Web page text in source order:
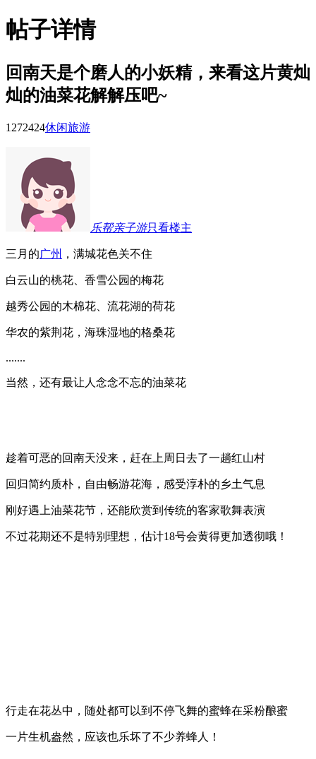
帖子详情
回南天是个磨人的小妖精，来看这片黄灿
灿的油菜花解解压吧~
1272424休闲旅游
乐帮亲子游只看楼主
三月的广州 ，满城花色关不住
白云山的桃花、香雪公园的梅花
越秀公园的木棉花、流花湖的荷花
华农的紫荆花，海珠湿地的格桑花
.......
当然，还有最让人念念不忘的油菜花
趁着可恶的回南天没来，赶在上周日去了一趟红山村
回归简约质朴，自由畅游花海，感受淳朴的乡土气息
刚好遇上油菜花节，还能欣赏到传统的客家歌舞表演
不过花期还不是特别理想，估计18号会黄得更加透彻哦！
行走在花丛中，随处都可以到不停飞舞的蜜蜂在采粉酿蜜
一片生机盎然，应该也乐坏了不少养蜂人！